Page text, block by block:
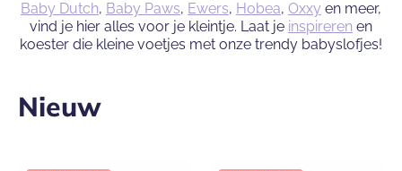
Loopschoentjes
Baby Dutch, Baby Paws, Ewers, Hobea, Oxxy en meer,
vind je hier alles voor je kleintje. Laat je inspireren en
koester die kleine voetjes met onze trendy babyslofjes!
Nieuw